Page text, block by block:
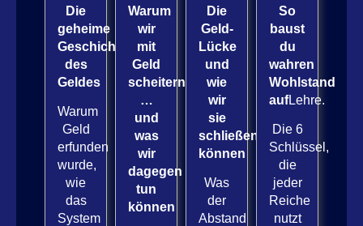
Die
geheime
Geschichte
des
Geldes
Warum
Geld
erfunden
wurde,
wie
das
System
Warum
wir
mit
Geld
scheitern
…
und
was
wir
dagegen
tun
können
Die
Geld-
Lücke
und
wie
wir
sie
schließen
können
Was
der
Abstand
So
baust
du
wahren
Wohlstand
aufLehre.
Die 6
Schlüssel,
die
jeder
Reiche
nutzt